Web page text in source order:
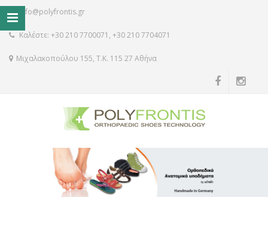
info@polyfrontis.gr
Καλέστε: +30 210 7700071, +30 210 7704071
Μιχαλακοπούλου 155, Τ.Κ. 115 27 Αθήνα